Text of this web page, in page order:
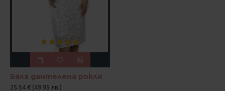
Бяла дантелена рокля
25.54 € (49.95 лв.)